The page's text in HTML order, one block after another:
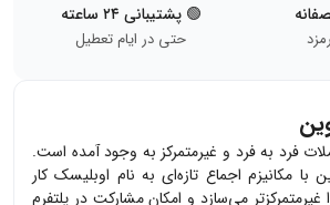
🟢 پشتیبانی ۲۴ ساعته
حتی در ایام تعطیل
فرد به فرد و غیرمتمرکز به وجود آمده است.
مکانیزم اجماع تازه‌ای به نام اوبلیسک کار
می‌سازد و امکان مشارکت در پلتفرم